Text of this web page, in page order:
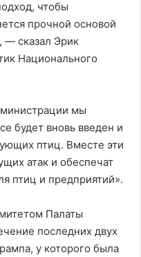
чтобы
прочной основой
— сказал Эрик
Национального
мы
будет вновь введен и
птиц. Вместе эти
атак и обеспечат
птиц и предприятий».
Палаты
последних двух
у которого была